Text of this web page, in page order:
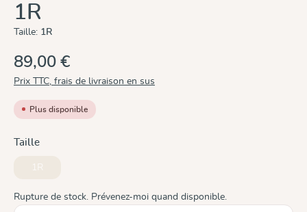
1R
Taille: 1R
89,00 €
Prix TTC, frais de livraison en sus
Plus disponible
Sélectionnez
Taille
1R
Rupture de stock. Prévenez-moi quand disponible.